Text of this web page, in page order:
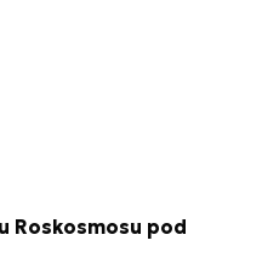
Roskosmosu pod